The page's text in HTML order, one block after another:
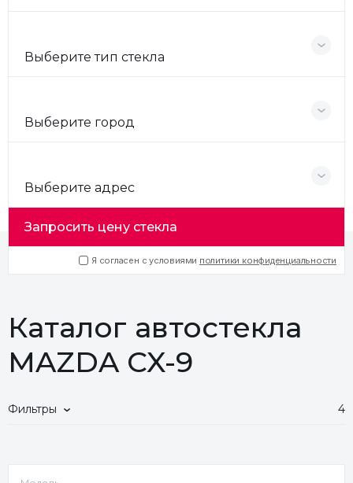
Выберите тип стекла
Выберите город
Выберите адрес
Запросить цену стекла
Я согласен с условиями политики конфиденциальности
Каталог автостекла
MAZDA CX-9
Фильтры 4